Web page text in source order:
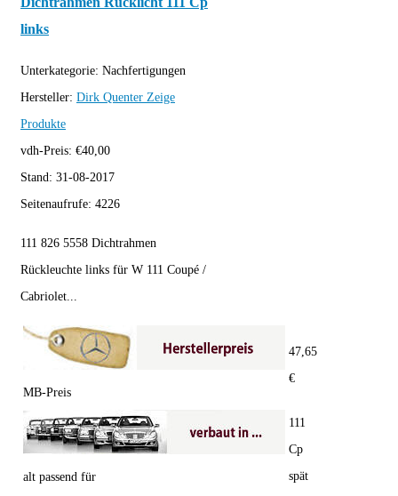
links
Unterkategorie: Nachfertigungen
Hersteller: Dirk Quenter Zeige
Produkte
vdh-Preis: €40,00
Stand: 31-08-2017
Seitenaufrufe: 4226
111 826 5558 Dichtrahmen
Rückleuchte links für W 111 Coupé /
Cabriolet...
MB-Preis
47,65
€
alt passend für
111
Cp
spät